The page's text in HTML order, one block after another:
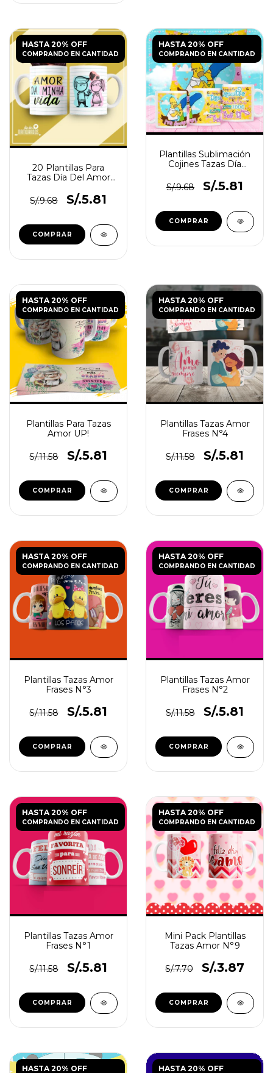
HASTA 20% OFF
COMPRANDO EN CANTIDAD
20 Plantillas Para
Tazas Día Del Amor
S/.9.68
S/.5.81
HASTA 20% OFF
COMPRANDO EN CANTIDAD
Plantillas Sublimación
Cojines Tazas Día
S/.9.68
S/.5.81
HASTA 20% OFF
COMPRANDO EN CANTIDAD
Plantillas Para Tazas
Amor UP!
S/.11.58 S/.5.81
HASTA 20% OFF
COMPRANDO EN CANTIDAD
Plantillas Tazas Amor
Frases N°4
S/.11.58 S/.5.81
HASTA 20% OFF
COMPRANDO EN CANTIDAD
Plantillas Tazas Amor
Frases N°3
S/.11.58 S/.5.81
HASTA 20% OFF
COMPRANDO EN CANTIDAD
Plantillas Tazas Amor
Frases N°2
S/.11.58 S/.5.81
HASTA 20% OFF
COMPRANDO EN CANTIDAD
Plantillas Tazas Amor
Frases N°1
S/.11.58 S/.5.81
HASTA 20% OFF
COMPRANDO EN CANTIDAD
Mini Pack Plantillas
Tazas Amor N°9
S/.7.70 S/.3.87
HASTA 20% OFF HASTA 20% OFF